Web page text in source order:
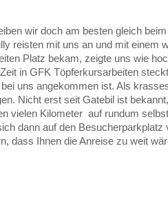
wir doch am besten gleich
reisten mit uns an und mit einem
Platz bekam, zeigte uns wie
in GFK Töpferkursarbeiten
bei uns angekommen ist. Als
Nicht erst seit Gatebil ist
vielen Kilometer auf rundum
dann auf den
dass Ihnen die Anreise zu weit